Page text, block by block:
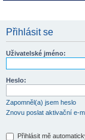
Přihlásit se
Uživatelské jméno:
Heslo:
Zapomněl(a) jsem heslo
Znovu poslat aktivační e-
Přihlásit mě